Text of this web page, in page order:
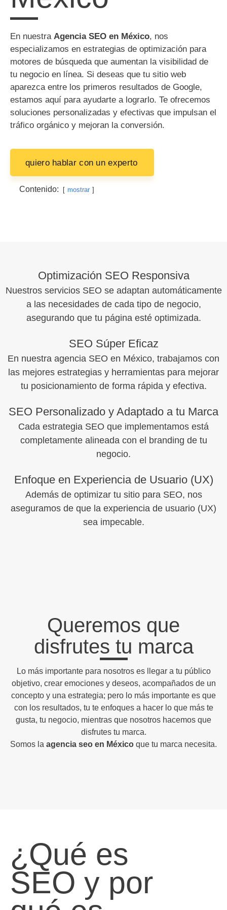
En nuestra Agencia SEO en México, nos
especializamos en estrategias de optimización para
motores de búsqueda que aumentan la visibilidad de
tu negocio en línea. Si deseas que tu sitio web
aparezca entre los primeros resultados de Google,
estamos aquí para ayudarte a lograrlo. Te ofrecemos
soluciones personalizadas y efectivas que impulsan el
tráfico orgánico y mejoran la conversión.
quiero hablar con un experto
Contenido: mostrar
Optimización SEO Responsiva
Nuestros servicios SEO se adaptan automáticamente
a las necesidades de cada tipo de negocio,
asegurando que tu página esté optimizada.
SEO Súper Eficaz
En nuestra agencia SEO en México, trabajamos con
las mejores estrategias y herramientas para mejorar
tu posicionamiento de forma rápida y efectiva.
SEO Personalizado y Adaptado a tu Marca
Cada estrategia SEO que implementamos está
completamente alineada con el branding de tu
negocio.
Enfoque en Experiencia de Usuario (UX)
Además de optimizar tu sitio para SEO, nos
aseguramos de que la experiencia de usuario (UX)
sea impecable.
Queremos que
disfrutes tu marca
Lo más importante para nosotros es llegar a tu público
objetivo, crear emociones y deseos, acompañados de un
concepto y una estrategia; pero lo más importante es que
con los resultados, tu te enfoques a hacer lo que más te
gusta, tu negocio, mientras que nosotros hacemos que
disfrutes tu marca.
Somos la agencia seo en México que tu marca necesita.
¿Qué es
SEO y por